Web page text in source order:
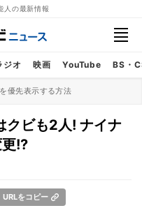
人の最新情報
ジオ 映画 YouTube BS・
優先表示する方法
クビも2人! ナイナ
!?
URLをコピー